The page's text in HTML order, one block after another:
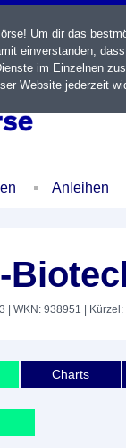
Anleihen
| WKN: 938951 |
Charts
Um dir das
einverstanden,
im Einzelnen
Website jederzeit